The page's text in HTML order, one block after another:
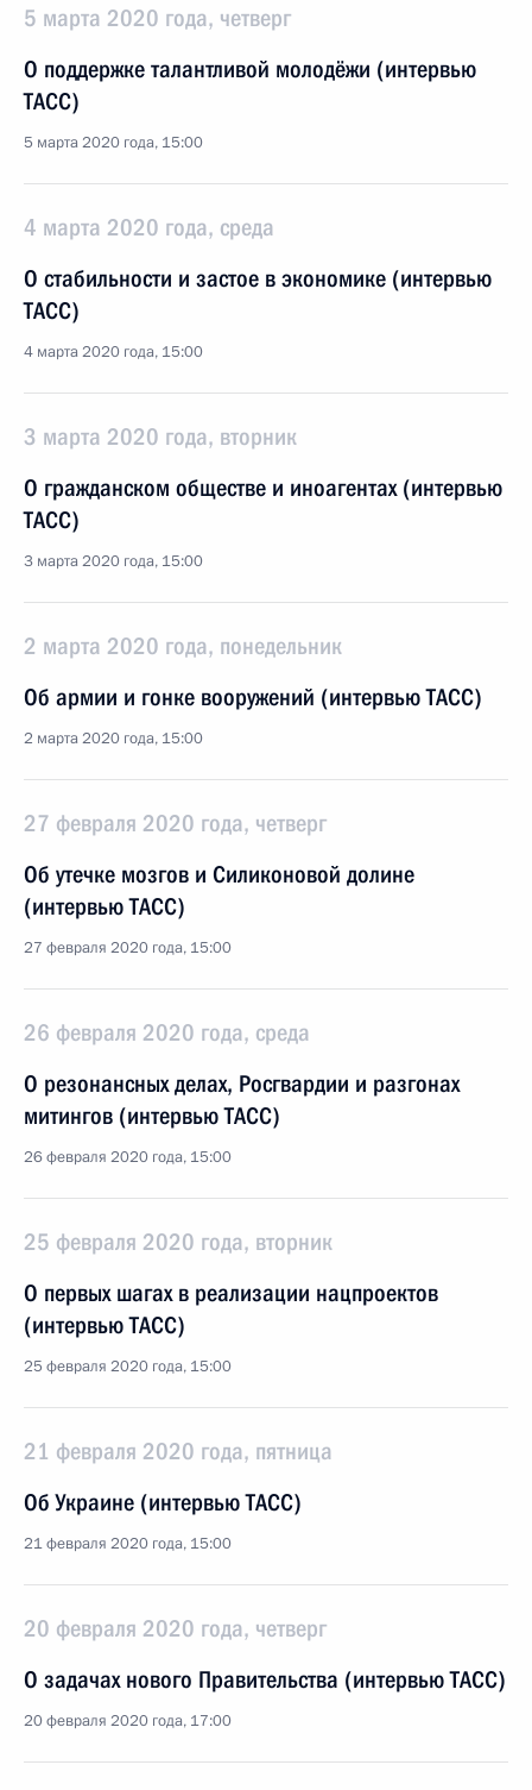
5 марта 2020 года, четверг
О поддержке талантливой молодёжи (интервью
ТАСС)
5 марта 2020 года, 15:00
4 марта 2020 года, среда
О стабильности и застое в экономике (интервью
ТАСС)
4 марта 2020 года, 15:00
3 марта 2020 года, вторник
О гражданском обществе и иноагентах (интервью
ТАСС)
3 марта 2020 года, 15:00
2 марта 2020 года, понедельник
Об армии и гонке вооружений (интервью ТАСС)
2 марта 2020 года, 15:00
27 февраля 2020 года, четверг
Об утечке мозгов и Силиконовой долине
(интервью ТАСС)
27 февраля 2020 года, 15:00
26 февраля 2020 года, среда
О резонансных делах, Росгвардии и разгонах
митингов (интервью ТАСС)
26 февраля 2020 года, 15:00
25 февраля 2020 года, вторник
О первых шагах в реализации нацпроектов
(интервью ТАСС)
25 февраля 2020 года, 15:00
21 февраля 2020 года, пятница
Об Украине (интервью ТАСС)
21 февраля 2020 года, 15:00
20 февраля 2020 года, четверг
О задачах нового Правительства (интервью ТАСС)
20 февраля 2020 года, 17:00